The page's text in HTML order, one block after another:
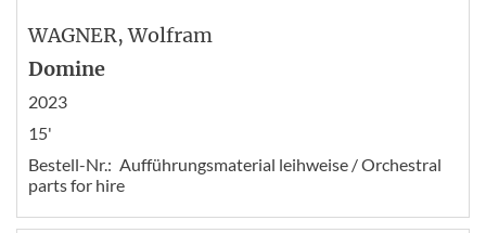
WAGNER, Wolfram
Domine
2023
15'
Bestell-Nr.: Aufführungsmaterial leihweise / Orchestral
parts for hire